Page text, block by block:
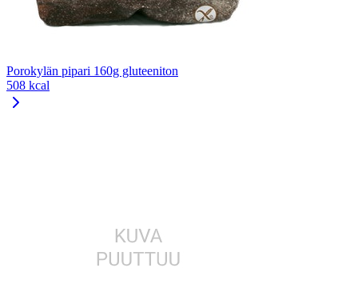
Porokylän pipari 160g gluteeniton
508 kcal